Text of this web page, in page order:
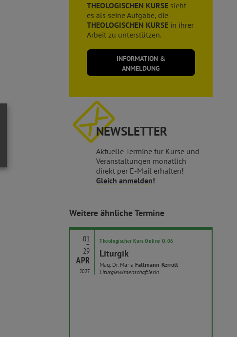
THEOLOGISCHEN KURSE sieht
es als seine Aufgabe, die
THEOLOGISCHEN KURSE in ihrer
Arbeit zu unterstützen.
INFORMATION &
ANMELDUNG
NEWSLETTER
Aktuelle Termine für Kurse und
Veranstaltungen monatlich
direkt per E-Mail erhalten!
Gleich anmelden!
Weitere ähnliche Termine
01
–
29
APR
2027
Theologischer Kurs Online O.06
Liturgik
Mag. Dr. Maria Fallmann-Kerrutt
Liturgiewissenschaftlerin